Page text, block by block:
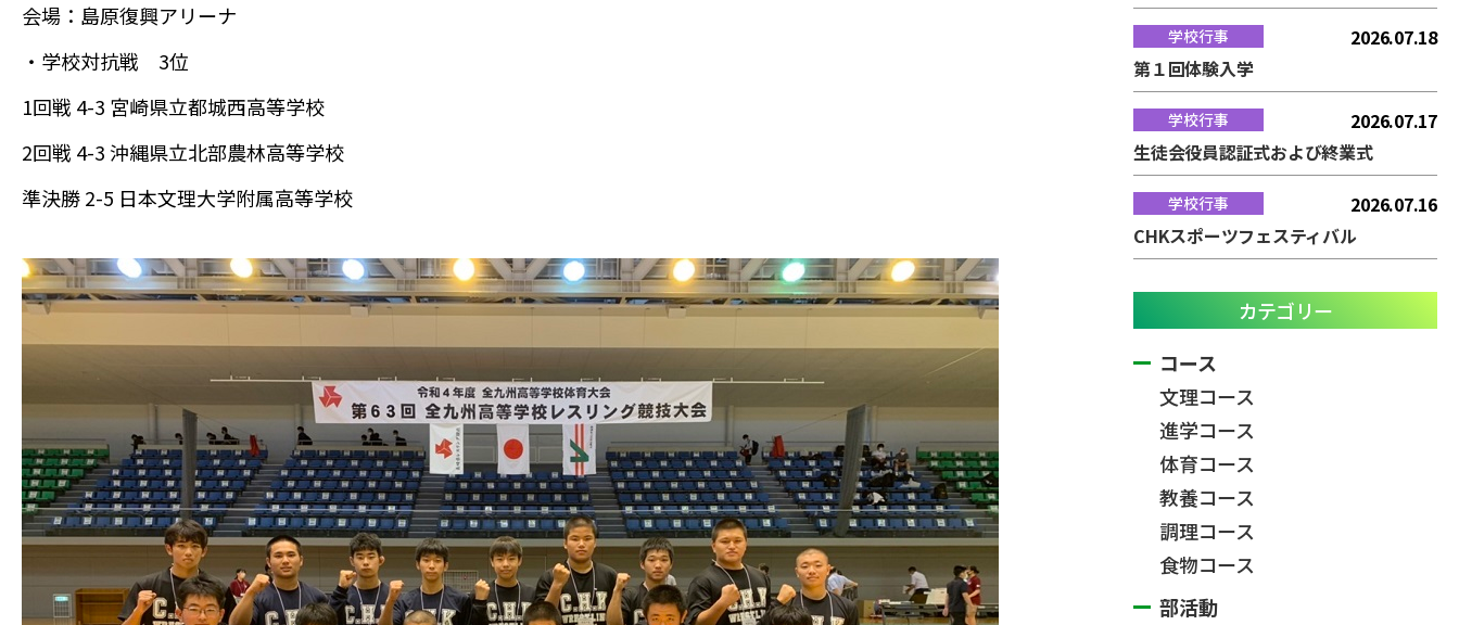
会場：島原復興アリーナ
・学校対抗戦 3位
1回戦 4-3 宮崎県立都城西高等学校
2回戦 4-3 沖縄県立北部農林高等学校
準決勝 2-5 日本文理大学附属高等学校
学校行事
2026.07.18
第１回体験入学
学校行事
2026.07.17
生徒会役員認証式および終業式
学校行事
2026.07.16
CHKスポーツフェスティバル
カテゴリー
コース
文理コース
進学コース
体育コース
教養コース
調理コース
食物コース
部活動